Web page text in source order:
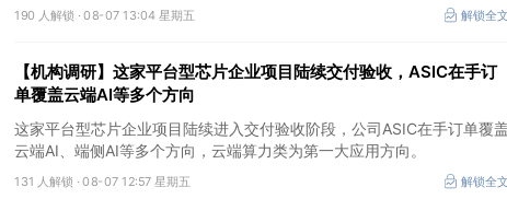
冶炼产能整合并举，公司市占率有望进一步提升，同时有望充分受益金属
价格上行。
190 人解锁 ·08-07 13:04 星期五 解锁全文
【机构调研】这家平台型芯片企业项目陆续交付验收，ASIC在手订
单覆盖云端AI等多个方向
这家平台型芯片企业项目陆续进入交付验收阶段，公司ASIC在手订单覆盖
云端AI、端侧AI等多个方向，云端算力类为第一大应用方向。
131 人解锁 ·08-07 12:57 星期五 解锁全文